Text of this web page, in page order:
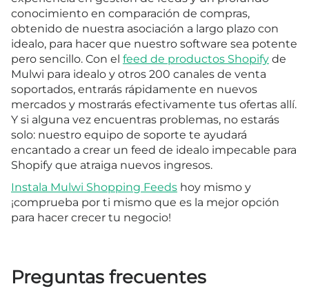
conocimiento en comparación de compras,
obtenido de nuestra asociación a largo plazo con
idealo, para hacer que nuestro software sea potente
pero sencillo. Con el feed de productos Shopify de
Mulwi para idealo y otros 200 canales de venta
soportados, entrarás rápidamente en nuevos
mercados y mostrarás efectivamente tus ofertas allí.
Y si alguna vez encuentras problemas, no estarás
solo: nuestro equipo de soporte te ayudará
encantado a crear un feed de idealo impecable para
Shopify que atraiga nuevos ingresos.
Instala Mulwi Shopping Feeds hoy mismo y
¡comprueba por ti mismo que es la mejor opción
para hacer crecer tu negocio!
Preguntas frecuentes